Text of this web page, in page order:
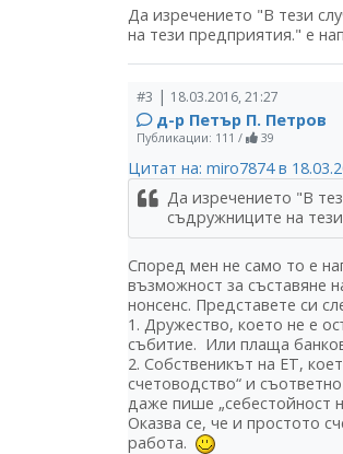
Да изречението "В тези
на тези предприятия." е
#3 | 18.03.2016, 21:27
д-р Петър П. Петров
Публикации: 111 / 39
Цитат на: miro7874 в
Да изречението "В
съдружниците на
Според мен не само то е
възможност за съставяне
нонсенс. Представете си
1. Дружество, което не е
събитие. Или плаща
2. Собственикът на ЕТ,
счетоводство“ и
даже пише „себестойност
Оказва се, че и простото
работа.